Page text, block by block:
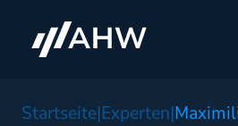
Startseite|Experten|